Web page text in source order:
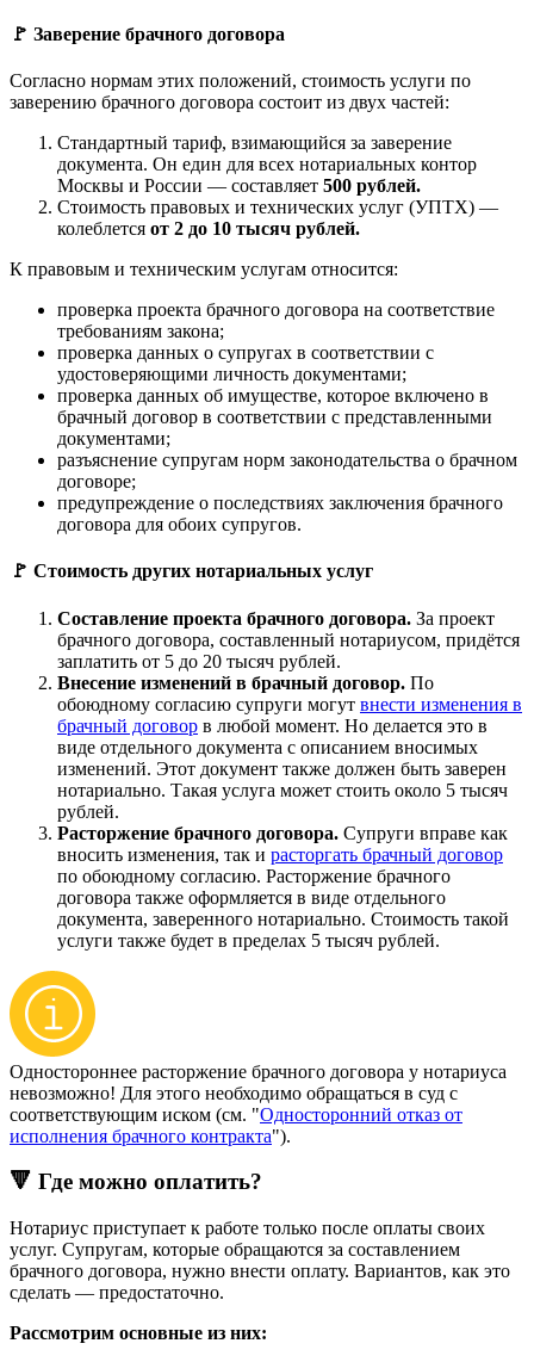
🚩 Заверение брачного договора
Согласно нормам этих положений, стоимость услуги по
заверению брачного договора состоит из двух частей:
Стандартный тариф, взимающийся за заверение
документа. Он един для всех нотариальных контор
Москвы и России — составляет 500 рублей.
Стоимость правовых и технических услуг (УПТХ) —
колеблется от 2 до 10 тысяч рублей.
К правовым и техническим услугам относится:
проверка проекта брачного договора на соответствие
требованиям закона;
проверка данных о супругах в соответствии с
удостоверяющими личность документами;
проверка данных об имуществе, которое включено в
брачный договор в соответствии с представленными
документами;
разъяснение супругам норм законодательства о брачном
договоре;
предупреждение о последствиях заключения брачного
договора для обоих супругов.
🚩 Стоимость других нотариальных услуг
Составление проекта брачного договора. За проект
брачного договора, составленный нотариусом, придётся
заплатить от 5 до 20 тысяч рублей.
Внесение изменений в брачный договор. По
обоюдному согласию супруги могут внести изменения в
брачный договор в любой момент. Но делается это в
виде отдельного документа с описанием вносимых
изменений. Этот документ также должен быть заверен
нотариально. Такая услуга может стоить около 5 тысяч
рублей.
Расторжение брачного договора. Супруги вправе как
вносить изменения, так и расторгать брачный договор
по обоюдному согласию. Расторжение брачного
договора также оформляется в виде отдельного
документа, заверенного нотариально. Стоимость такой
услуги также будет в пределах 5 тысяч рублей.
Одностороннее расторжение брачного договора у нотариуса
невозможно! Для этого необходимо обращаться в суд с
соответствующим иском (см. "Односторонний отказ от
исполнения брачного контракта").
🔻 Где можно оплатить?
Нотариус приступает к работе только после оплаты своих
услуг. Супругам, которые обращаются за составлением
брачного договора, нужно внести оплату. Вариантов, как это
сделать — предостаточно.
Рассмотрим основные из них: